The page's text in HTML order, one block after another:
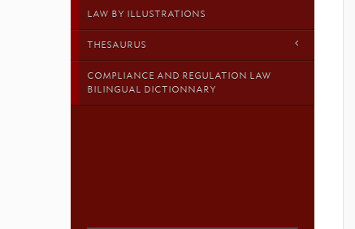
LAW BY ILLUSTRATIONS
THESAURUS
COMPLIANCE AND REGULATION LAW
BILINGUAL DICTIONNARY